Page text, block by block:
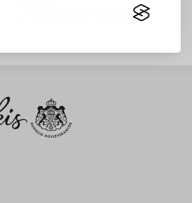
gav ingen träff just nu.